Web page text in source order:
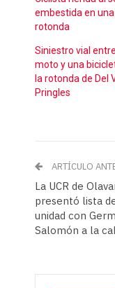
embestida en una
rotonda
Siniestro vial
moto y una
la rotonda de Del
Pringles
ARTÍCULO
La UCR de
presentó lista
unidad con
Salomón a la